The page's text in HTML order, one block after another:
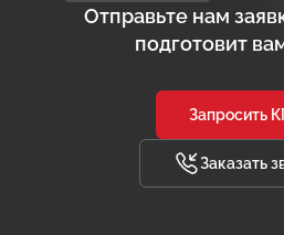
Отправьте нам
подготовит
Запросить
Заказать